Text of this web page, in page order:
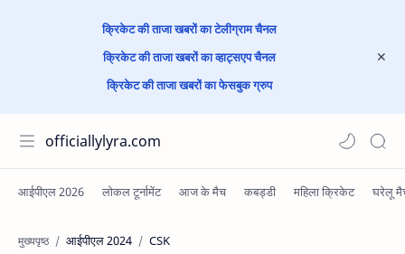
क्रिकेट की ताजा खबरों का टेलीग्राम चैनल
क्रिकेट की ताजा खबरों का व्हाट्सएप चैनल
क्रिकेट की ताजा खबरों का फेसबुक ग्रुप
officiallylyra.com
मुख्यपृष्ठ आईपीएल 2024 CSK